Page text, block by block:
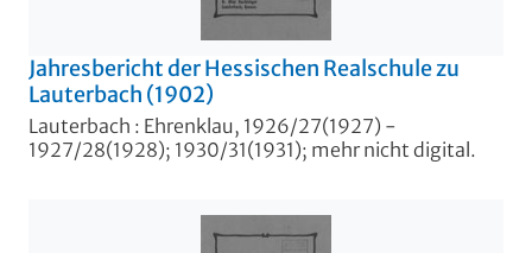
Jahresbericht der Hessischen Realschule zu
Lauterbach (1902)
Lauterbach : Ehrenklau, 1926/27(1927) -
1927/28(1928); 1930/31(1931); mehr nicht digital.